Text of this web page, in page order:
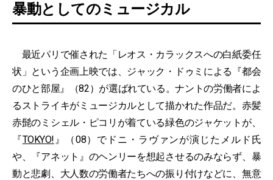
暴動としてのミュージカル
最近パリで催された「レオス・カラックスへの白紙委任
状」という企画上映では、ジャック・ドゥミによる『都会
のひと部屋』（82）が選ばれている。ナントの労働者によ
るストライキがミュージカルとして描かれた作品だ。赤髪
赤髭のミシェル・ピコリが着ている緑色のジャケットが、
『TOKYO! 』（08）でドニ・ラヴァンが演じたメルド氏
や、『アネット』のヘンリーを想起させるのみならず、暴
動と悲劇、大人数の労働者たちへの振り付けなどに、無意